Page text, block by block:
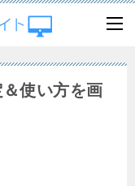
使い方を画